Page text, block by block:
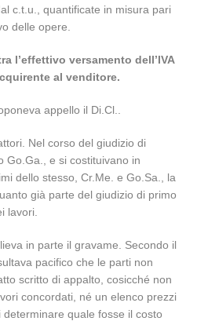
c.t.u., quantificate in misura pari
delle opere.
l’effettivo versamento dell’IVA
al venditore.
appello il Di.Cl..
Nel corso del giudizio di
Go.Ga., e si costituivano in
dello stesso, Cr.Me. e Go.Sa., la
già parte del giudizio di primo
lavori.
in parte il gravame. Secondo il
pacifico che le parti non
scritto di appalto, cosicché non
concordati, né un elenco prezzi
quale fosse il costo